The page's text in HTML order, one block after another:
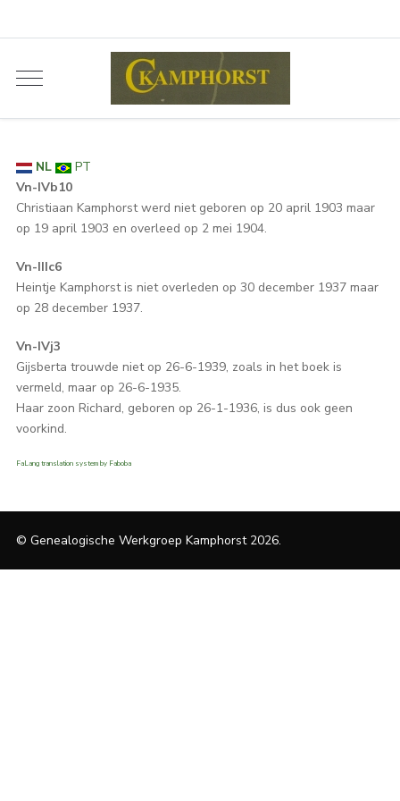
NL
PT
Vn-IVb10
Christiaan Kamphorst werd niet geboren op 20 april 1903 maar
op 19 april 1903 en overleed op 2 mei 1904.
Vn-IIIc6
Heintje Kamphorst is niet overleden op 30 december 1937 maar
op 28 december 1937.
Vn-IVj3
Gijsberta trouwde niet op 26-6-1939, zoals in het boek is
vermeld, maar op 26-6-1935.
Haar zoon Richard, geboren op 26-1-1936, is dus ook geen
voorkind.
FaLang translation system by Faboba
© Genealogische Werkgroep Kamphorst 2026.